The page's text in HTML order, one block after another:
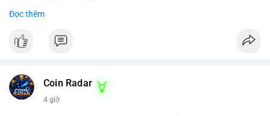
$usdt
#vlikevn #titanbot
Đọc thêm
Coin Radar
4 giờ